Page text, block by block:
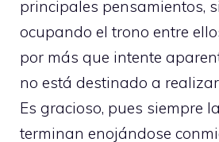
principales pensamientos,
ocupando el trono entre
por más que intente
no está destinado a
Es gracioso, pues siempre
terminan enojándose